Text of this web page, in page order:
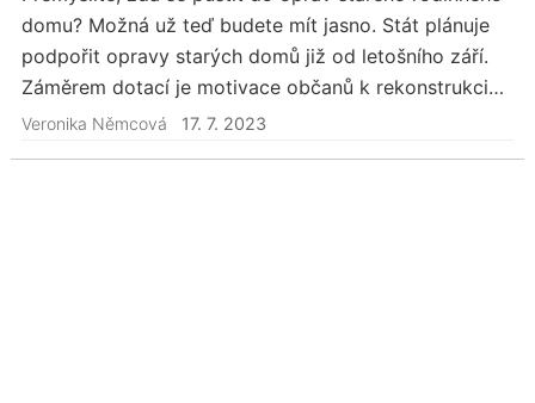
domu? Možná už teď budete mít jasno. Stát plánuje
podpořit opravy starých domů již od letošního září.
Záměrem dotací je motivace občanů k rekonstrukci
starých energeticky méně úsporných rodinných…
Veronika Němcová 17. 7. 2023